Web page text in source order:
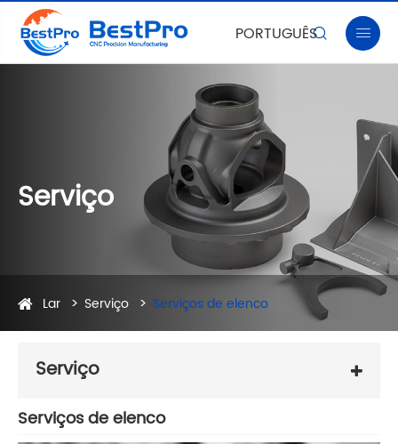
PORTUGUÊS 
Serviço
Lar Serviço Serviços de elenco
Serviço
Serviços de elenco